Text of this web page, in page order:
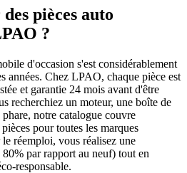
pièces auto
?
d'occasion s'est considérablement
années. Chez LPAO, chaque pièce est
et garantie 24 mois avant d'être
recherchiez un moteur, une boîte de
notre catalogue couvre
pour toutes les marques
réemploi, vous réalisez une
par rapport au neuf) tout en
responsable.